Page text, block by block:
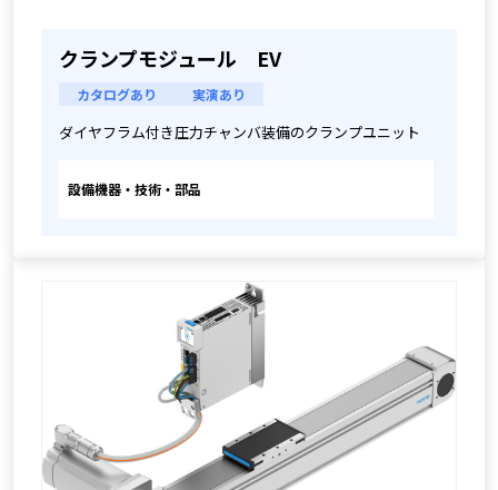
クランプモジュール EV
カタログあり 実演あり
ダイヤフラム付き圧力チャンバ装備のクランプユニット
設備機器・技術・部品